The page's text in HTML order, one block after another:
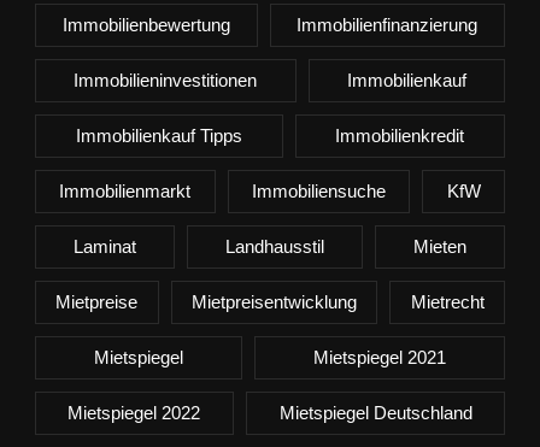
Immobilienbewertung Immobilienfinanzierung
Immobilieninvestitionen Immobilienkauf
Immobilienkauf Tipps Immobilienkredit
Immobilienmarkt Immobiliensuche KfW
Laminat Landhausstil Mieten
Mietpreise Mietpreisentwicklung Mietrecht
Mietspiegel Mietspiegel 2021
Mietspiegel 2022 Mietspiegel Deutschland